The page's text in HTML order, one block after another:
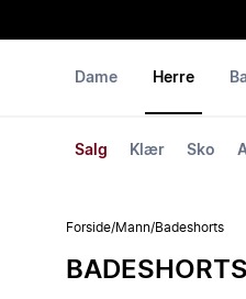
Dame Herre
Salg Klær Sko
Forside/Mann/Badeshorts